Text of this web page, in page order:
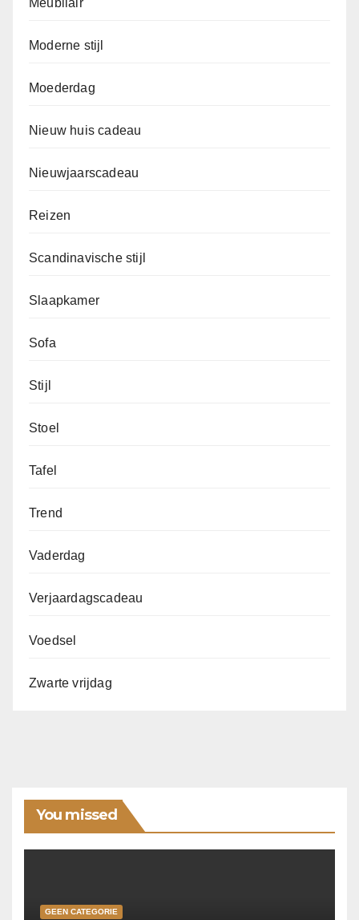
Meubilair
Moderne stijl
Moederdag
Nieuw huis cadeau
Nieuwjaarscadeau
Reizen
Scandinavische stijl
Slaapkamer
Sofa
Stijl
Stoel
Tafel
Trend
Vaderdag
Verjaardagscadeau
Voedsel
Zwarte vrijdag
You missed
GEEN CATEGORIE